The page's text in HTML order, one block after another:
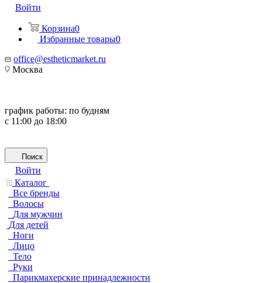
Войти
Корзина0
Избранные товары0
office@estheticmarket.ru
Москва
график работы: по будням
с 11:00 до 18:00
Поиск
Войти
Каталог
Все бренды
Волосы
Для мужчин
Для детей
Ноги
Лицо
Тело
Руки
Парикмахерские принадлежности